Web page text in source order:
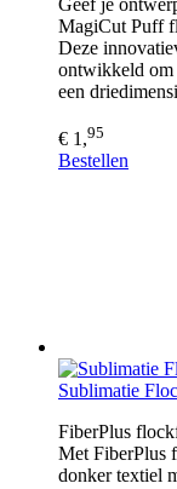
Geef je
MagiCut Puff
Deze
ontwikkeld om
een
€ 1,95
Bestellen
Sublimatie
FiberPlus
Met FiberPlus
donker textiel